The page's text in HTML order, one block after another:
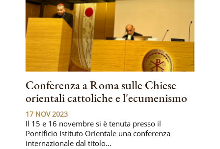
Conferenza a Roma sulle Chiese
orientali cattoliche e l'ecumenismo
17 NOV 2023
Il 15 e 16 novembre si è tenuta presso il
Pontificio Istituto Orientale una conferenza
internazionale dal titolo...